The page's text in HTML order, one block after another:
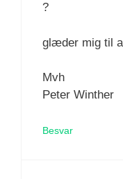
?
glæder mig til
Mvh
Peter Winther
Besvar